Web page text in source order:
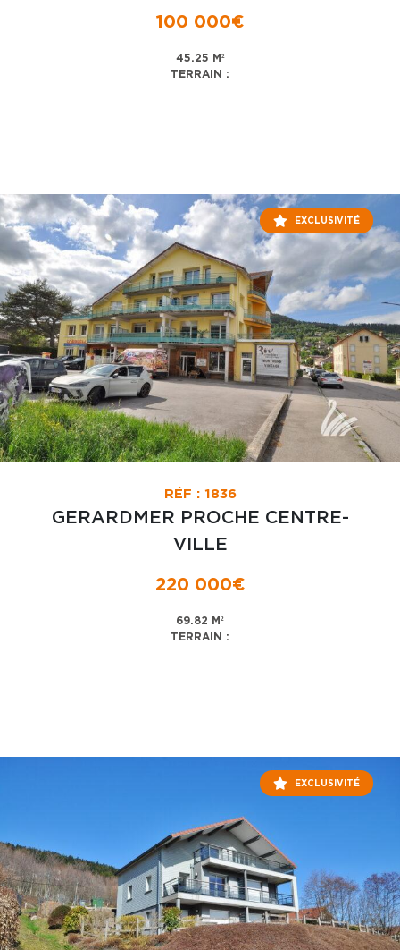
100 000€
45.25 M²
TERRAIN :
EXCLUSIVITÉ
RÉF : 1836
GERARDMER PROCHE CENTRE-
VILLE
220 000€
69.82 M²
TERRAIN :
EXCLUSIVITÉ